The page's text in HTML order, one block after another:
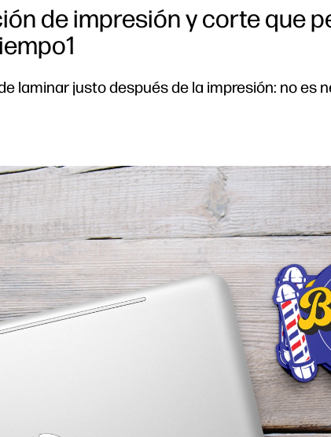
de impresión y corte que
laminar justo después de la impresión: no es